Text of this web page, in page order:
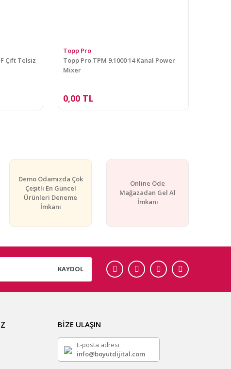
Çift Telsiz
Topp Pro
Topp Pro TPM 9.1000 14 Kanal Power
Mixer
0,00 TL
Demo Odamızda Çok
Çeşitli En Güncel
Ürünleri Deneme
İmkanı
Online Öde
Mağazadan Gel Al
İmkanı
KAYDOL
BİZE ULAŞIN
E-posta adresi
info@boyutdijital.com